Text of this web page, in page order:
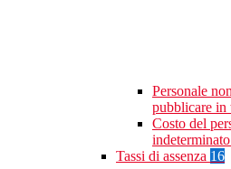
Personale
pubblicare in
Costo del
Tassi di assenza 16